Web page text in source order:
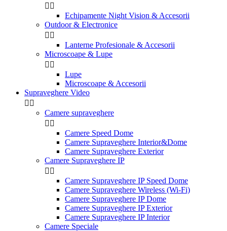
 
Echipamente Night Vision & Accesorii
Outdoor & Electronice
 
Lanterne Profesionale & Accesorii
Microscoape & Lupe
 
Lupe
Microscoape & Accesorii
Supraveghere Video
 
Camere supraveghere
 
Camere Speed Dome
Camere Supraveghere Interior&Dome
Camere Supraveghere Exterior
Camere Supraveghere IP
 
Camere Supraveghere IP Speed Dome
Camere Supraveghere Wireless (Wi-Fi)
Camere Supraveghere IP Dome
Camere Supraveghere IP Exterior
Camere Supraveghere IP Interior
Camere Speciale